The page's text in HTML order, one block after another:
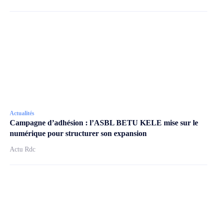
Actualités
Campagne d’adhésion : l’ASBL BETU KELE mise sur le
numérique pour structurer son expansion
Actu Rdc